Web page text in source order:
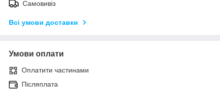
Самовивіз
Всі умови доставки
Умови оплати
Оплатити частинами
Післяплата